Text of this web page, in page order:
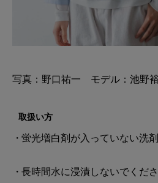
写真：野口祐一 モデル：池野
取扱い方
蛍光増白剤が入っていない洗
長時間水に浸漬しないでくださ